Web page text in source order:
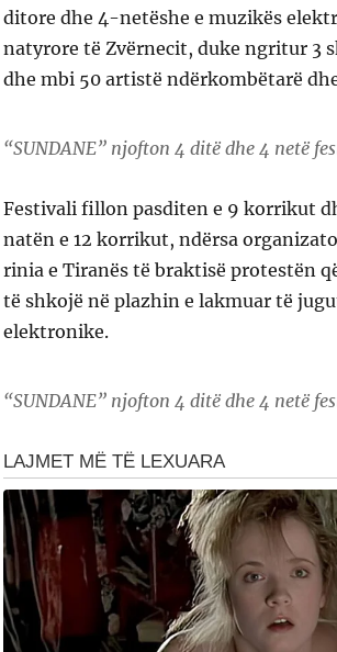
ditore dhe 4-netëshe e muzikës
natyrore të Zvërnecit, duke ngritur 3
dhe mbi 50 artistë ndërkombëtarë
“SUNDANE” njofton 4 ditë dhe 4 netë
Festivali fillon pasditen e 9 korrikut
natën e 12 korrikut, ndërsa
rinia e Tiranës të braktisë protestën
të shkojë në plazhin e lakmuar të
elektronike.
“SUNDANE” njofton 4 ditë dhe 4 netë